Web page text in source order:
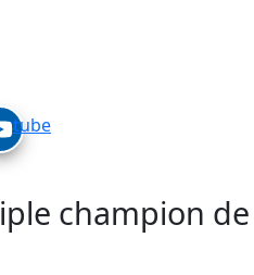
champion de